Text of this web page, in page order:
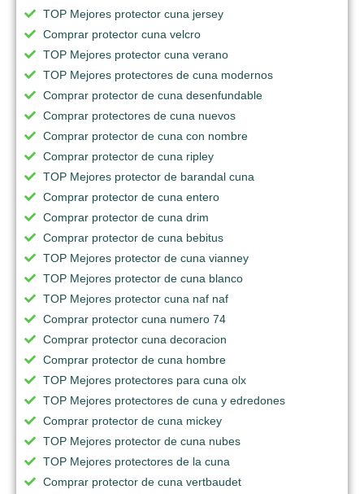
TOP Mejores protector cuna jersey
Comprar protector cuna velcro
TOP Mejores protector cuna verano
TOP Mejores protectores de cuna modernos
Comprar protector de cuna desenfundable
Comprar protectores de cuna nuevos
Comprar protector de cuna con nombre
Comprar protector de cuna ripley
TOP Mejores protector de barandal cuna
Comprar protector de cuna entero
Comprar protector de cuna drim
Comprar protector de cuna bebitus
TOP Mejores protector de cuna vianney
TOP Mejores protector de cuna blanco
TOP Mejores protector cuna naf naf
Comprar protector cuna numero 74
Comprar protector cuna decoracion
Comprar protector de cuna hombre
TOP Mejores protectores para cuna olx
TOP Mejores protectores de cuna y edredones
Comprar protector de cuna mickey
TOP Mejores protector de cuna nubes
TOP Mejores protectores de la cuna
Comprar protector de cuna vertbaudet